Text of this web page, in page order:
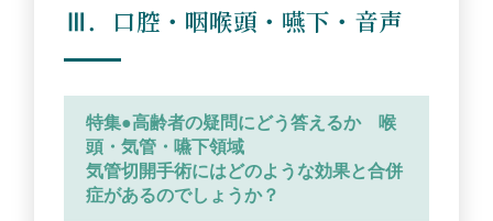
Ⅲ．口腔・咽喉頭・嚥下・音声
特集●高齢者の疑問にどう答えるか 喉
頭・気管・嚥下領域
気管切開手術にはどのような効果と合併
症があるのでしょうか？